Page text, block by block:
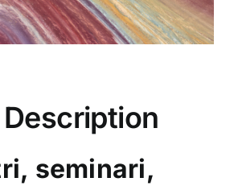
seminari,